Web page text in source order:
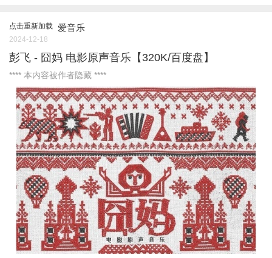
点击重新加载 爱音乐
2024-12-18
彭飞 - 囧妈 电影原声音乐【320K/百度盘】
**** 本内容被作者隐藏 ****